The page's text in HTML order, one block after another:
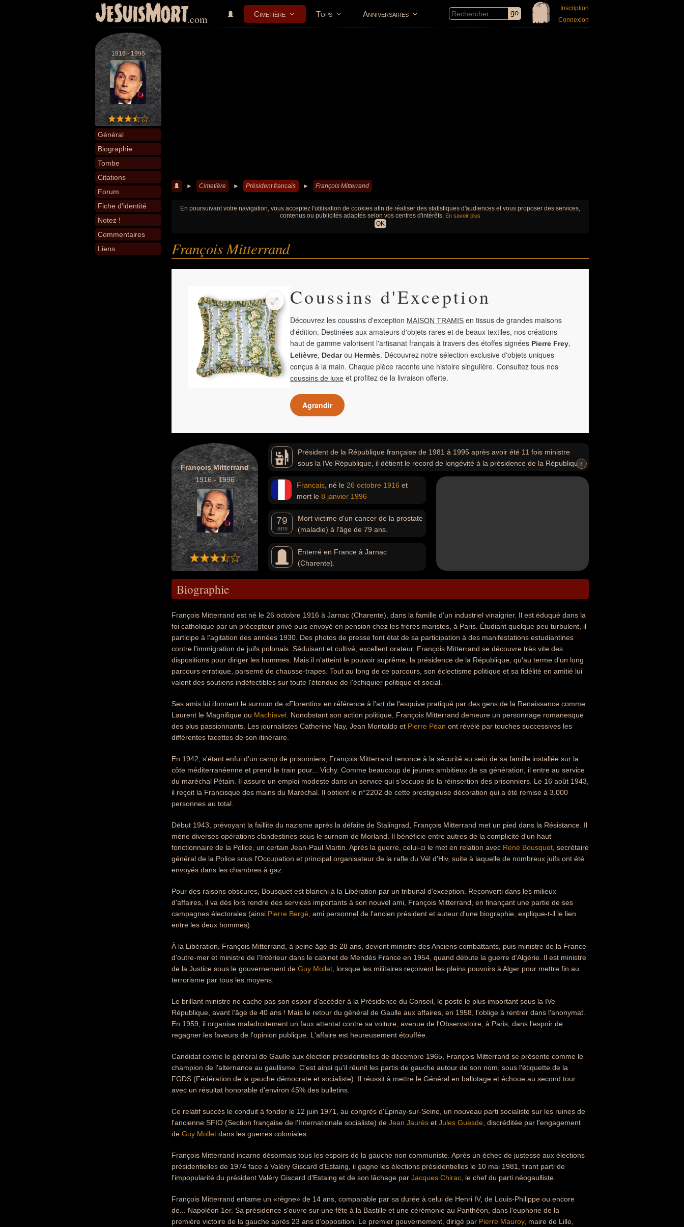
JeSuisMort.com Cimetière Tops Anniversaires
Inscription
Connexion
1916 - 1996
Général
Biographie
Tombe
Citations
Forum
Fiche d'identité
Notez !
Commentaires
Liens
► Cimetière ► Président francais ► François Mitterrand
En poursuivant votre navigation, vous acceptez l'utilisation de cookies afin de réaliser des statistiques d'audiences et vous proposer des services,
contenus ou publicités adaptés selon vos centres d'intérêts. En savoir plus
OK
François Mitterrand
Coussins d'Exception
Découvrez les coussins d'exception MAISON TRAMIS en tissus de grandes maisons
d'édition. Destinées aux amateurs d'objets rares et de beaux textiles, nos créations
haut de gamme valorisent l'artisanat français à travers des étoffes signées Pierre Frey,
Lelièvre, Dedarou Hermès. Découvrez notre sélection exclusive d'objets uniques
conçus à la main. Chaque pièce raconte une histoire singulière. Consultez tous nos
coussins de luxe et profitez de la livraison offerte.
Agrandir
François Mitterrand
1916 - 1996
Président de la République française de 1981 à 1995 après avoir été 11 fois ministre
sous la IVe République, il détient le record de longévité à la présidence de la République
de la République sous la Ve République. Il fait voter l'abolition de la peine de mort, décide le «
tournant de la rigueur » devant la menace qui pèse sur le franc, nomme Jacques Chirac à la tête
guerre du Golfe, nomine une femme (Édith Cresson) à la fonction de Premier ministre et adopte
le traité de Maastricht.
+
Francais , né le 26 octobre 1916 et
mort le 8 janvier 1996
79
ans
Mort victime d'un cancer de la prostate
(maladie) à l'âge de 79 ans.
Enterré en France à Jarnac
(Charente).
Biographie
François Mitterrand est né le 26 octobre 1916 à Jarnac (Charente), dans la famille d'un industriel vinaigrier. Il est éduqué dans la
foi catholique par un précepteur privé puis envoyé en pension chez les frères maristes, à Paris. Étudiant quelque peu turbulent, il
participe à l'agitation des années 1930. Des photos de presse font état de sa participation à des manifestations estudiantines
contre l'immigration de juifs polonais. Séduisant et cultivé, excellent orateur, François Mitterrand se découvre très vite des
dispositions pour diriger les hommes. Mais il n'atteint le pouvoir suprême, la présidence de la République, qu'au terme d'un long
parcours erratique, parsemé de chausse-trapes. Tout au long de ce parcours, son éclectisme politique et sa fidélité en amitié lui
valent des soutiens indéfectibles sur toute l'étendue de l'échiquier politique et social.
Ses amis lui donnent le surnom de «Florentin» en référence à l'art de l'esquive pratiqué par des gens de la Renaissance comme
Laurent le Magnifique ou Machiavel . Nonobstant son action politique, François Mitterrand demeure un personnage romanesque
des plus passionnants. Les journalistes Catherine Nay, Jean Montaldo et Pierre Péan ont révélé par touches successives les
différentes facettes de son itinéraire.
En 1942, s'étant enfui d'un camp de prisonniers, François Mitterrand renonce à la sécurité au sein de sa famille installée sur la
côte méditerranéenne et prend le train pour... Vichy. Comme beaucoup de jeunes ambitieux de sa génération, il entre au service
du maréchal Pétain. Il assure un emploi modeste dans un service qui s'occupe de la réinsertion des prisonniers. Le 16 août 1943,
il reçoit la Francisque des mains du Maréchal. Il obtient le n°2202 de cette prestigieuse décoration qui a été remise à 3.000
personnes au total.
Début 1943, prévoyant la faillite du nazisme après la défaite de Stalingrad, François Mitterrand met un pied dans la Résistance. Il
mène diverses opérations clandestines sous le surnom de Morland. Il bénéficie entre autres de la complicité d'un haut
fonctionnaire de la Police, un certain Jean-Paul Martin. Après la guerre, celui-ci le met en relation avec René Bousquet , secrétaire
général de la Police sous l'Occupation et principal organisateur de la rafle du Vél d'Hiv, suite à laquelle de nombreux juifs ont été
envoyés dans les chambres à gaz.
Pour des raisons obscures, Bousquet est blanchi à la Libération par un tribunal d'exception. Reconverti dans les milieux
d'affaires, il va dès lors rendre des services importants à son nouvel ami, François Mitterrand, en finançant une partie de ses
campagnes électorales (ainsi Pierre Bergé , ami personnel de l'ancien président et auteur d'une biographie, explique-t-il le lien
entre les deux hommes).
À la Libération, François Mitterrand, à peine âgé de 28 ans, devient ministre des Anciens combattants, puis ministre de la France
d'outre-mer et ministre de l'Intérieur dans le cabinet de Mendès France en 1954, quand débute la guerre d'Algérie. Il est ministre
de la Justice sous le gouvernement de Guy Mollet , lorsque les militaires reçoivent les pleins pouvoirs à Alger pour mettre fin au
terrorisme par tous les moyens.
Le brillant ministre ne cache pas son espoir d'accéder à la Présidence du Conseil, le poste le plus important sous la IVe
République, avant l'âge de 40 ans ! Mais le retour du général de Gaulle aux affaires, en 1958, l'oblige à rentrer dans l'anonymat.
En 1959, il organise maladroitement un faux attentat contre sa voiture, avenue de l'Observatoire, à Paris, dans l'espoir de
regagner les faveurs de l'opinion publique. L'affaire est heureusement étouffée.
Candidat contre le général de Gaulle aux élection présidentielles de décembre 1965, François Mitterrand se présente comme le
champion de l'alternance au gaullisme. C'est ainsi qu'il réunit les partis de gauche autour de son nom, sous l'étiquette de la
FGDS (Fédération de la gauche démocrate et socialiste). Il réussit à mettre le Général en ballotage et échoue au second tour
avec un résultat honorable d'environ 45% des bulletins.
Ce relatif succès le conduit à fonder le 12 juin 1971, au congrès d'Épinay-sur-Seine, un nouveau parti socialiste sur les ruines de
l'ancienne SFIO (Section française de l'Internationale socialiste) de Jean Jaurès et Jules Guesde , discréditée par l'engagement
de Guy Mollet dans les guerres coloniales.
François Mitterrand incarne désormais tous les espoirs de la gauche non communiste. Après un échec de justesse aux élections
présidentielles de 1974 face à Valéry Giscard d'Estaing, il gagne les élections présidentielles le 10 mai 1981, tirant parti de
l'impopularité du président Valéry Giscard d'Estaing et de son lâchage par Jacques Chirac , le chef du parti néogaulliste.
François Mitterrand entame un «règne» de 14 ans, comparable par sa durée à celui de Henri IV, de Louis-Philippe ou encore
de... Napoléon 1er. Sa présidence s'ouvre sur une fête à la Bastille et une cérémonie au Panthéon, dans l'euphorie de la
première victoire de la gauche après 23 ans d'opposition. Le premier gouvernement, dirigé par Pierre Mauroy, maire de Lille,